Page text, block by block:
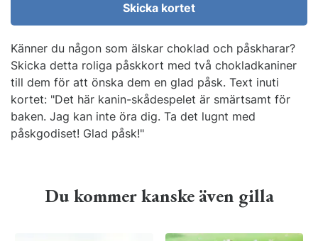
Skicka kortet
Känner du någon som älskar choklad och påskharar?
Skicka detta roliga påskkort med två chokladkaniner
till dem för att önska dem en glad påsk. Text inuti
kortet: "Det här kanin-skådespelet är smärtsamt för
baken. Jag kan inte öra dig. Ta det lugnt med
påskgodiset! Glad påsk!"
Du kommer kanske även gilla